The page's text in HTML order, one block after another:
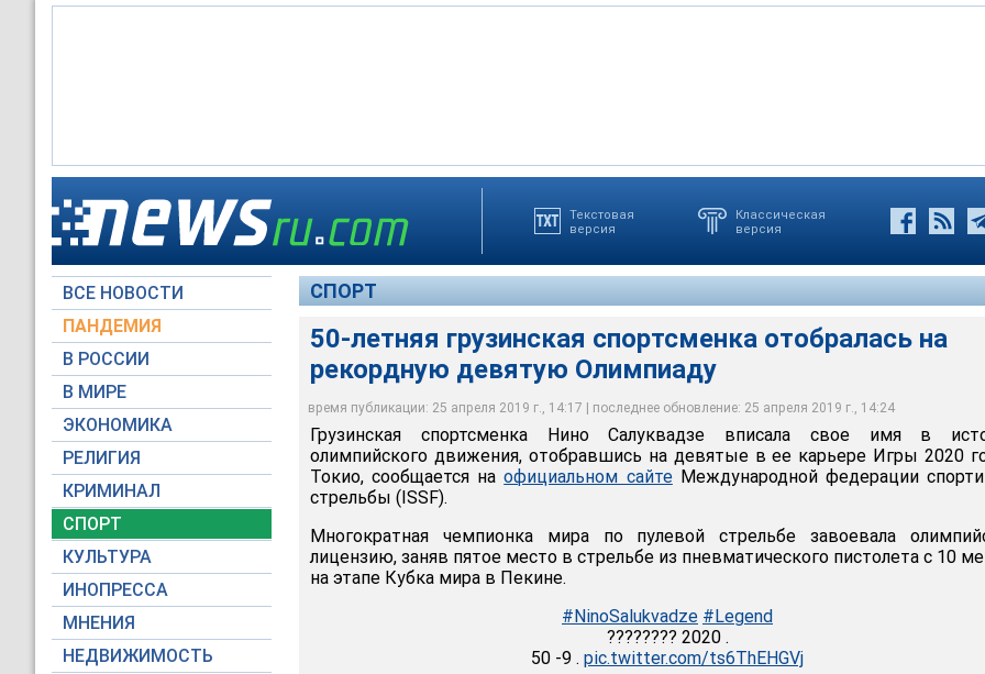
Текстовая
версия
Классическая
версия
ВСЕ НОВОСТИ
ПАНДЕМИЯ
В РОССИИ
В МИРЕ
ЭКОНОМИКА
РЕЛИГИЯ
КРИМИНАЛ
СПОРТ
КУЛЬТУРА
ИНОПРЕССА
МНЕНИЯ
НЕДВИЖИМОСТЬ
СПОРТ
50-летняя грузинская спортсменка отобралась на
рекордную девятую Олимпиаду
время публикации: 25 апреля 2019 г., 14:17 | последнее обновление: 25 апреля 2019 г., 14:24
Грузинская спортсменка Нино Салуквадзе вписала свое имя в
олимпийского движения, отобравшись на девятые в ее карьере Игры 2020
Токио, сообщается наофициальном сайтеМеждународной федерации
стрельбы (ISSF).
Многократная чемпионка мира по пулевой стрельбе завоевала
лицензию, заняв пятое место в стрельбе из пневматического пистолета с 10
на этапе Кубка мира в Пекине.
#NinoSalukvadze #Legend
???????? 2020 .
50 -9 . pic.twitter.com/ts6ThEHGVj